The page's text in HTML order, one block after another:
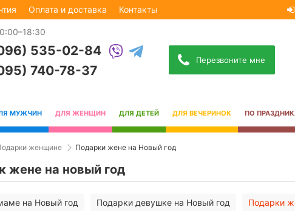
Оплата и доставка Контакты
535-02-84
740-78-37
Перезвоните мне
МУЖЧИН ДЛЯ ЖЕНЩИН ДЛЯ ДЕТЕЙ ДЛЯ ВЕЧЕРИНОК ПО
женщине Подарки жене на Новый год
жене на новый год
на Новый год Подарки девушке на Новый год Подарки